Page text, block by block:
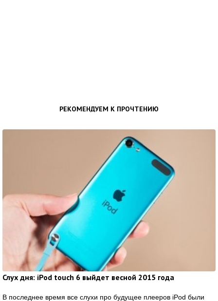
РЕКОМЕНДУЕМ К ПРОЧТЕНИЮ
Слух дня: iPod touch 6 выйдет весной 2015 года
В последнее время все слухи про будущее плееров iPod были